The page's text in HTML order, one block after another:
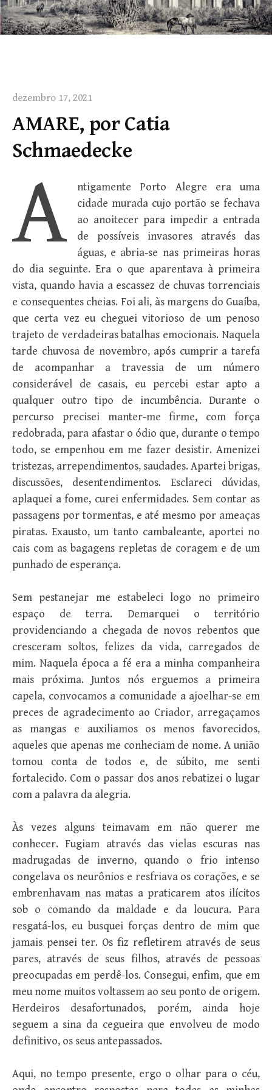
dezembro 17, 2021
AMARE, por Catia
Schmaedecke
A
ntigamente Porto Alegre era uma
cidade murada cujo portão se fechava
ao anoitecer para impedir a entrada
de possíveis invasores através das
águas, e abria-se nas primeiras horas
do dia seguinte. Era o que aparentava à primeira
vista, quando havia a escassez de chuvas torrenciais
e consequentes cheias. Foi ali, às margens do Guaíba,
que certa vez eu cheguei vitorioso de um penoso
trajeto de verdadeiras batalhas emocionais. Naquela
tarde chuvosa de novembro, após cumprir a tarefa
de acompanhar a travessia de um número
considerável de casais, eu percebi estar apto a
qualquer outro tipo de incumbência. Durante o
percurso precisei manter-me firme, com força
redobrada, para afastar o ódio que, durante o tempo
todo, se empenhou em me fazer desistir. Amenizei
tristezas, arrependimentos, saudades. Apartei brigas,
discussões, desentendimentos. Esclareci dúvidas,
aplaquei a fome, curei enfermidades. Sem contar as
passagens por tormentas, e até mesmo por ameaças
piratas. Exausto, um tanto cambaleante, aportei no
cais com as bagagens repletas de coragem e de um
punhado de esperança.
Sem pestanejar me estabeleci logo no primeiro
espaço de terra. Demarquei o território
providenciando a chegada de novos rebentos que
cresceram soltos, felizes da vida, carregados de
mim. Naquela época a fé era a minha companheira
mais próxima. Juntos nós erguemos a primeira
capela, convocamos a comunidade a ajoelhar-se em
preces de agradecimento ao Criador, arregaçamos
as mangas e auxiliamos os menos favorecidos,
aqueles que apenas me conheciam de nome. A união
tomou conta de todos e, de súbito, me senti
fortalecido. Com o passar dos anos rebatizei o lugar
com a palavra da alegria.
Às vezes alguns teimavam em não querer me
conhecer. Fugiam através das vielas escuras nas
madrugadas de inverno, quando o frio intenso
congelava os neurônios e resfriava os corações, e se
embrenhavam nas matas a praticarem atos ilícitos
sob o comando da maldade e da loucura. Para
resgatá-los, eu busquei forças dentro de mim que
jamais pensei ter. Os fiz refletirem através de seus
pares, através de seus filhos, através de pessoas
preocupadas em perdê-los. Consegui, enfim, que em
meu nome muitos voltassem ao seu ponto de origem.
Herdeiros desafortunados, porém, ainda hoje
seguem a sina da cegueira que envolveu de modo
definitivo, os seus antepassados.
Aqui, no tempo presente, ergo o olhar para o céu,